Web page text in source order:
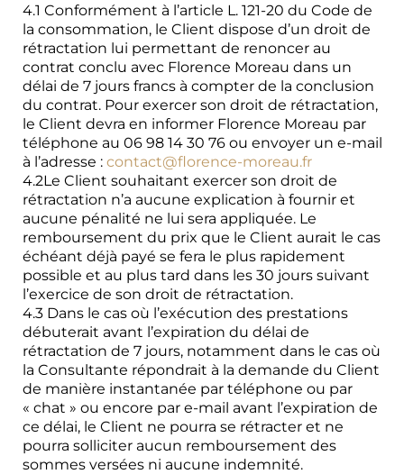
4.1 Conformément à l’article L. 121-20 du Code de
la consommation, le Client dispose d’un droit de
rétractation lui permettant de renoncer au
contrat conclu avec Florence Moreau dans un
délai de 7 jours francs à compter de la conclusion
du contrat. Pour exercer son droit de rétractation,
le Client devra en informer Florence Moreau par
téléphone au 06 98 14 30 76 ou envoyer un e-mail
à l’adresse : contact@florence-moreau.fr
4.2Le Client souhaitant exercer son droit de
rétractation n’a aucune explication à fournir et
aucune pénalité ne lui sera appliquée. Le
remboursement du prix que le Client aurait le cas
échéant déjà payé se fera le plus rapidement
possible et au plus tard dans les 30 jours suivant
l’exercice de son droit de rétractation.
4.3 Dans le cas où l’exécution des prestations
débuterait avant l’expiration du délai de
rétractation de 7 jours, notamment dans le cas où
la Consultante répondrait à la demande du Client
de manière instantanée par téléphone ou par
« chat » ou encore par e-mail avant l’expiration de
ce délai, le Client ne pourra se rétracter et ne
pourra solliciter aucun remboursement des
sommes versées ni aucune indemnité.